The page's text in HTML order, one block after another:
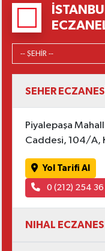
SEHER ECZANESİ
Piyalepaşa
Caddesi, 104/A,
Yol Tarifi Al
0 (212) 254
NIHAL ECZANESİ